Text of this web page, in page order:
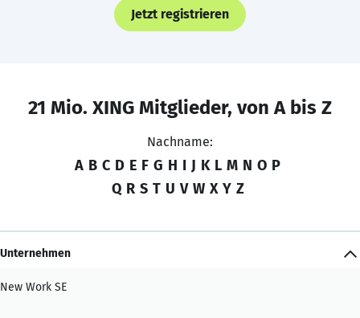
Jetzt registrieren
21 Mio. XING Mitglieder, von A bis Z
Nachname:
A B C D E F G H I J K L M N O P
Q R S T U V W X Y Z
Unternehmen
New Work SE